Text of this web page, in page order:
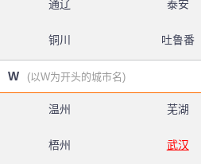
通辽 泰安
铜川 吐鲁番
W (以W为开头的城市名)
温州 芜湖
梧州 武汉